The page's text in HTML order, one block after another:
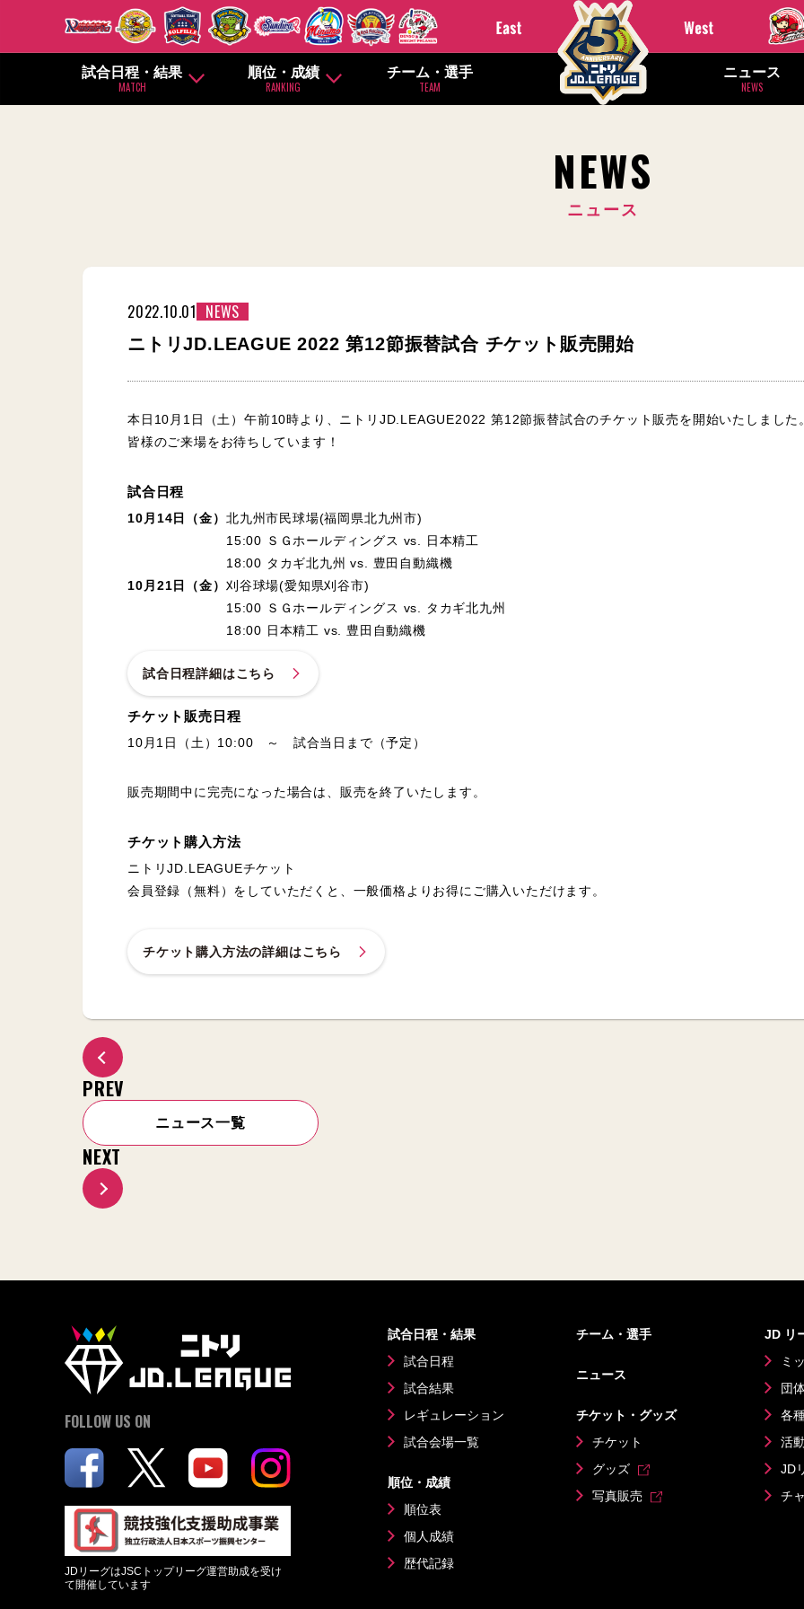
試合日程・結果
MATCH
順位・成績
RANKING
チーム・選手
TEAM
ニュース
NEWS
NEWS
ニュース
2022.10.01 NEWS
ニトリJD.LEAGUE 2022 第12節振替試合 チケット販売開始
本日10月1日（土）午前10時より、ニトリJD.LEAGUE2022 第12節振替試合のチケット販売を開始いたしました
皆様のご来場をお待ちしています！
試合日程
10月14日（金） 北九州市民球場(福岡県北九州市)
15:00 ＳＧホールディングス vs. 日本精工
18:00 タカギ北九州 vs. 豊田自動織機
10月21日（金） 刈谷球場(愛知県刈谷市)
15:00 ＳＧホールディングス vs. タカギ北九州
18:00 日本精工 vs. 豊田自動織機
試合日程詳細はこちら
チケット販売日程
10月1日（土）10:00 ～ 試合当日まで（予定）
販売期間中に完売になった場合は、販売を終了いたします。
チケット購入方法
ニトリJD.LEAGUEチケット
会員登録（無料）をしていただくと、一般価格よりお得にご購入いただけます。
チケット購入方法の詳細はこちら
PREV
ニュース一覧
NEXT
試合日程・結果
試合日程
試合結果
レギュレーション
試合会場一覧
順位・成績
順位表
個人成績
歴代記録
チーム・選手
ニュース
チケット・グッズ
チケット
グッズ
写真販売
JD リ
ミ
団
各
活
JD
チ
FOLLOW US ON
JDリーグはJSCトップリーグ運営助成を受け
て開催しています